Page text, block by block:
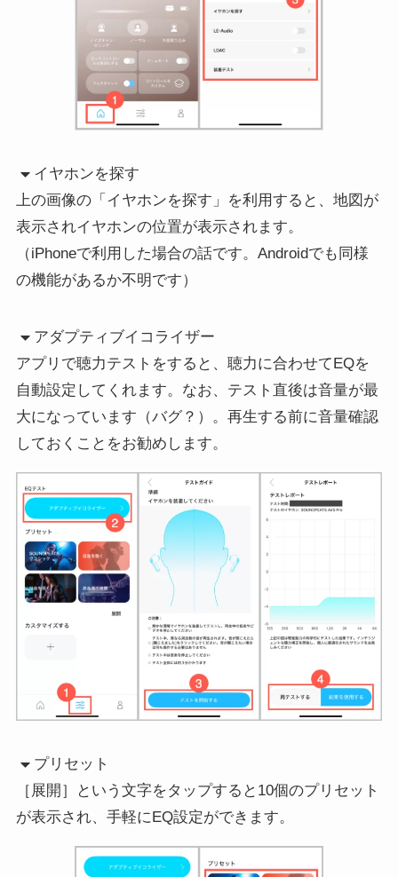
イヤホンを探す
上の画像の「イヤホンを探す」を利用すると、地図が
表示されイヤホンの位置が表示されます。
（iPhoneで利用した場合の話です。Androidでも同様
の機能があるか不明です）
アダプティブイコライザー
アプリで聴力テストをすると、聴力に合わせてEQを
自動設定してくれます。なお、テスト直後は音量が最
大になっています（バグ？）。再生する前に音量確認
しておくことをお勧めします。
プリセット
［展開］という文字をタップすると10個のプリセット
が表示され、手軽にEQ設定ができます。